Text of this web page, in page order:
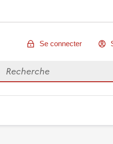
Se connecter
Rechercher des données